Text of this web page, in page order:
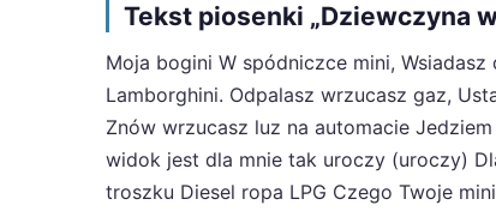
Tekst piosenki „Dziewczyna
Moja bogini W spódniczce mini,
Lamborghini. Odpalasz wrzucasz gaz,
Znów wrzucasz luz na automacie
widok jest dla mnie tak uroczy (uroczy)
troszku Diesel ropa LPG Czego Twoje